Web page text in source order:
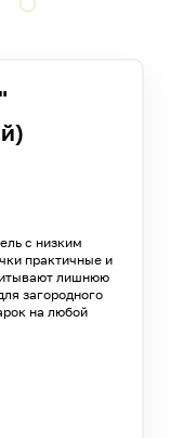
с низким
практичные и
лишнюю
загородного
на любой